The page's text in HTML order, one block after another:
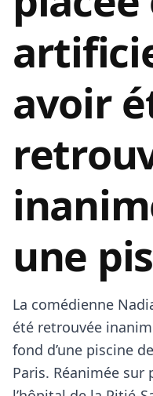
avoir
une
La comédienne
été retrouvée
fond d’une piscine
Paris. Réanimée